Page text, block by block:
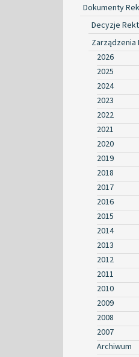
Dokumenty
Decyzje
Zarządzenia
2026
2025
2024
2023
2022
2021
2020
2019
2018
2017
2016
2015
2014
2013
2012
2011
2010
2009
2008
2007
Archiwum